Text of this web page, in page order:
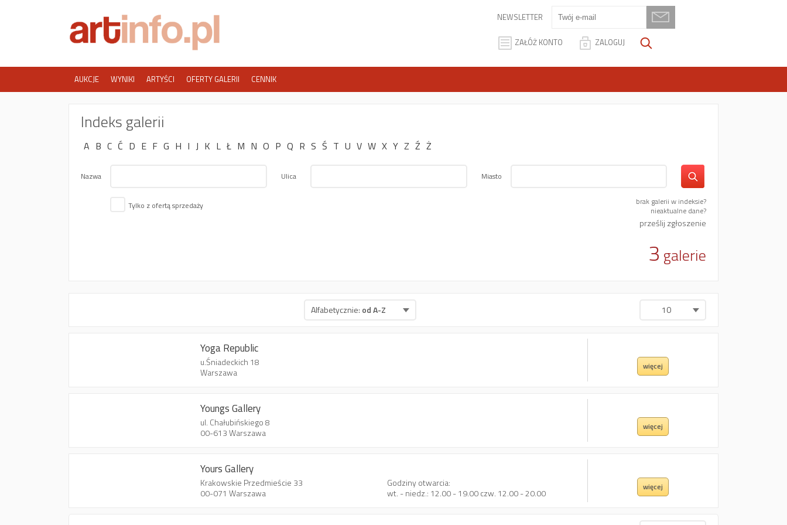
AUKCJE WYNIKI ARTYŚCI OFERTY GALERII CENNIK
NEWSLETTER
ZAŁÓŻ KONTO ZALOGUJ
Indeks galerii
A B C Ć D E F G H I J K L Ł M N O P Q R S Ś T U V W X Y Z Ź Ż
Nazwa Ulica Miasto
Tylko z ofertą sprzedaży
brak galerii w indeksie?
nieaktualne dane?
prześlij zgłoszenie
3 galerie
Alfabetycznie: od A-Z 10
Yoga Republic
u.Śniadeckich 18
Warszawa
więcej
Youngs Gallery
ul. Chałubińskiego 8
00-613 Warszawa
więcej
Yours Gallery
Krakowskie Przedmieście 33
00-071 Warszawa
Godziny otwarcia:
wt. - niedz.: 12.00 - 19.00 czw. 12.00 - 20.00
więcej